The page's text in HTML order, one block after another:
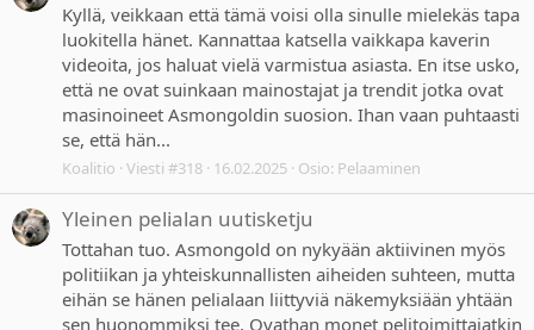
Kyllä, veikkaan että tämä voisi olla sinulle mielekäs tapa
luokitella hänet. Kannattaa katsella vaikkapa kaverin
videoita, jos haluat vielä varmistua asiasta. En itse usko,
että ne ovat suinkaan mainostajat ja trendit jotka ovat
masinoineet Asmongoldin suosion. Ihan vaan puhtaasti
se, että hän...
Koalitio Viesti #318 16.02.2025 Osio: Pelaaminen
Yleinen pelialan uutisketju
Tottahan tuo. Asmongold on nykyään aktiivinen myös
politiikan ja yhteiskunnallisten aiheiden suhteen, mutta
eihän se hänen pelialaan liittyviä näkemyksiään yhtään
sen huonommiksi tee. Ovathan monet pelitoimittajatkin